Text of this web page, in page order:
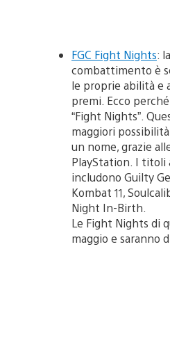
FGC Fight Nights:
combattimento è
le proprie abilità e
premi. Ecco
“Fight Nights”.
maggiori
un nome, grazie
PlayStation. I
includono Guilty
Kombat 11,
Night In-Birth.
Le Fight Nights di
maggio e saranno